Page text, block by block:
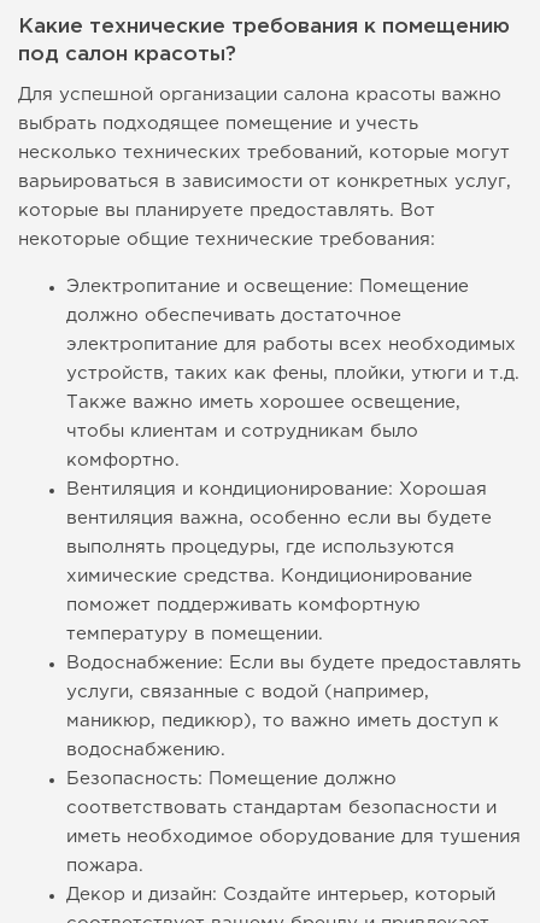
Какие технические требования к помещению
под салон красоты?
Для успешной организации салона красоты важно
выбрать подходящее помещение и учесть
несколько технических требований, которые могут
варьироваться в зависимости от конкретных услуг,
которые вы планируете предоставлять. Вот
некоторые общие технические требования:
Электропитание и освещение: Помещение
должно обеспечивать достаточное
электропитание для работы всех необходимых
устройств, таких как фены, плойки, утюги и т.д.
Также важно иметь хорошее освещение,
чтобы клиентам и сотрудникам было
комфортно.
Вентиляция и кондиционирование: Хорошая
вентиляция важна, особенно если вы будете
выполнять процедуры, где используются
химические средства. Кондиционирование
поможет поддерживать комфортную
температуру в помещении.
Водоснабжение: Если вы будете предоставлять
услуги, связанные с водой (например,
маникюр, педикюр), то важно иметь доступ к
водоснабжению.
Безопасность: Помещение должно
соответствовать стандартам безопасности и
иметь необходимое оборудование для тушения
пожара.
Декор и дизайн: Создайте интерьер, который